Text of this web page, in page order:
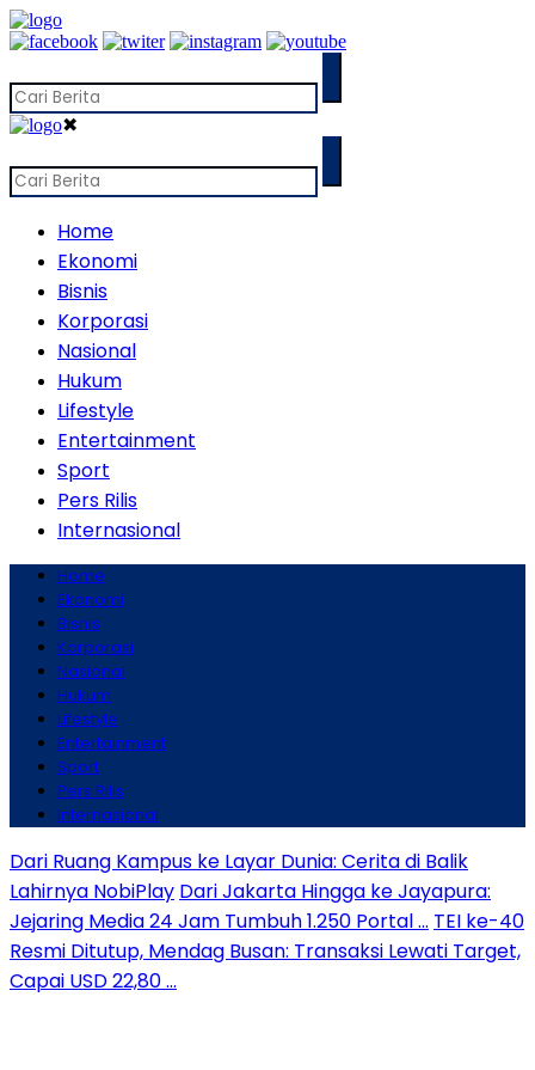
✖
Home
Ekonomi
Bisnis
Korporasi
Nasional
Hukum
Lifestyle
Entertainment
Sport
Pers Rilis
Internasional
Home
Ekonomi
Bisnis
Korporasi
Nasional
Hukum
Lifestyle
Entertainment
Sport
Pers Rilis
Internasional
Dari Ruang Kampus ke Layar Dunia: Cerita di Balik
Lahirnya NobiPlay Dari Jakarta Hingga ke Jayapura:
Jejaring Media 24 Jam Tumbuh 1.250 Portal … TEI ke-40
Resmi Ditutup, Mendag Busan: Transaksi Lewati Target,
Capai USD 22,80 …